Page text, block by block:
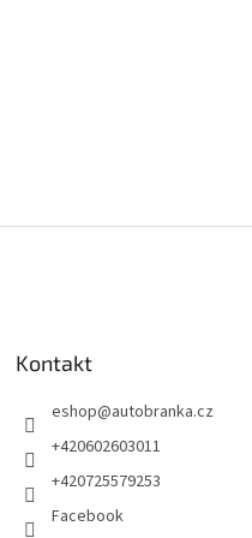
Kontakt
eshop@autobranka.cz
+420602603011
+420725579253
Facebook